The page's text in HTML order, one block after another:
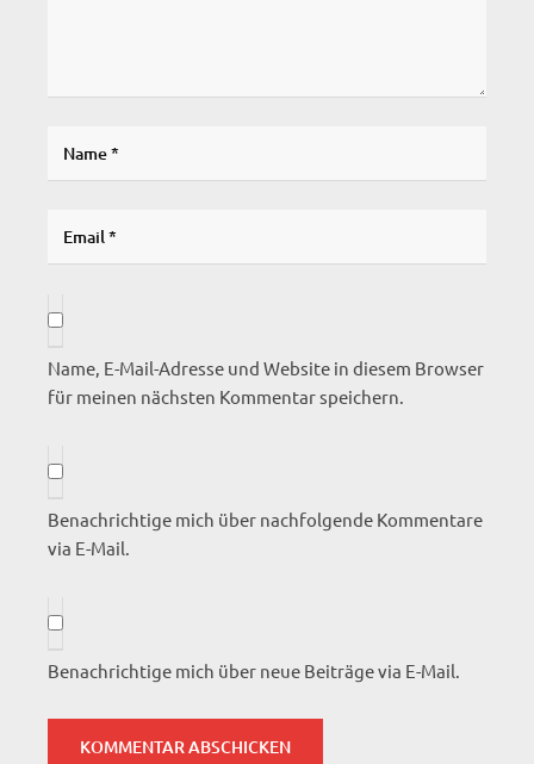
Name, E-Mail-Adresse und Website in diesem Browser
für meinen nächsten Kommentar speichern.
Benachrichtige mich über nachfolgende Kommentare
via E-Mail.
Benachrichtige mich über neue Beiträge via E-Mail.